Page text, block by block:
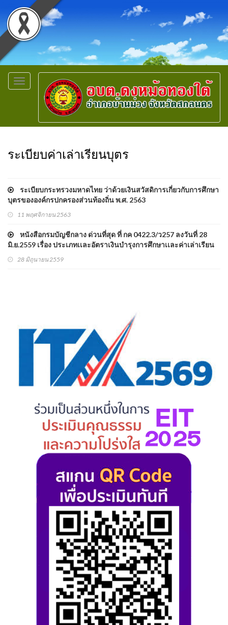
Toggle
navigation
ระเบียบค่าเล่าเรียนบุตร
ระเบียบกระทรวงมหาดไทย ว่าด้วยเงินสวัสดิการเกี่ยวกับการศึกษา
บุตรขององค์กรปกครองส่วนท้องถิ่น พ.ศ. 2563
11 พฤศจิกายน 2563
หนังสือกรมบัญชีกลาง ด่วนที่สุด ที่ กค 0422.3/ว257 ลงวันที่ 28
มิ.ย.2559 เรื่อง ประเภทเเละอัตราเงินบำรุงการศึกษาเเละค่าเล่าเรียน
28 มิถุนายน 2559